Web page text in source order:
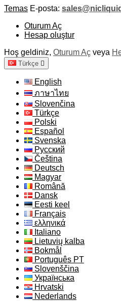
Temas E-posta:
Oturum Aç
Hesap oluştur
Hoş geldiniz, Oturum Aç veya
Türkçe 
English
ภาษาไทย
Slovenčina
Türkçe
Polski
Español
Svenska
Русский
Čeština
Deutsch
Magyar
Română
Dansk
Eesti keel
Français
ελληνικά
Italiano
Lietuvių kalba
Bokmål
Português PT
Slovenščina
Українська
Hrvatski
Nederlands